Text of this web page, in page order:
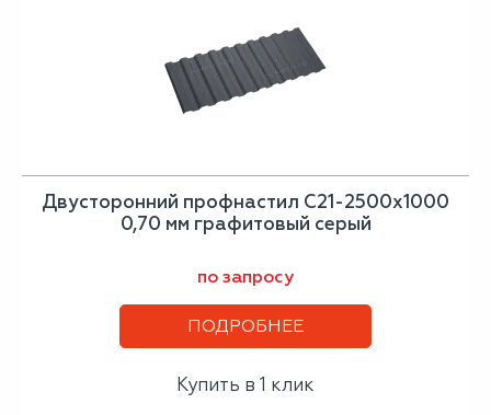
Двусторонний профнастил С21-2500х1000
0,70 мм графитовый серый
по запросу
ПОДРОБНЕЕ
Купить в 1 клик